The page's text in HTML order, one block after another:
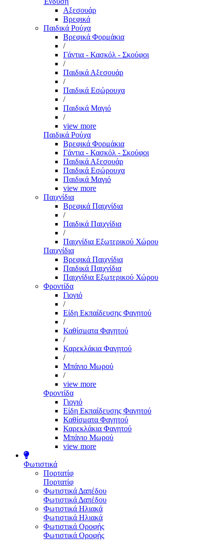
Αξεσουάρ
Βρεφικά
Παιδικά Ρούχα
Βρεφικά Φορμάκια
/
Γάντια - Κασκόλ - Σκούφοι
/
Παιδικά Αξεσουάρ
/
Παιδικά Εσώρουχα
/
Παιδικά Μαγιό
/
view more
Παιδικά Ρούχα
Βρεφικά Φορμάκια
Γάντια - Κασκόλ - Σκούφοι
Παιδικά Αξεσουάρ
Παιδικά Εσώρουχα
Παιδικά Μαγιό
view more
Παιχνίδια
Βρεφικά Παιχνίδια
/
Παιδικά Παιχνίδια
/
Παιχνίδια Εξωτερικού Χώρου
Παιχνίδια
Βρεφικά Παιχνίδια
Παιδικά Παιχνίδια
Παιχνίδια Εξωτερικού Χώρου
Φροντίδα
Γιογιό
/
Είδη Εκπαίδευσης Φαγητού
/
Καθίσματα Φαγητού
/
Καρεκλάκια Φαγητού
/
Μπάνιο Μωρού
/
view more
Φροντίδα
Γιογιό
Είδη Εκπαίδευσης Φαγητού
Καθίσματα Φαγητού
Καρεκλάκια Φαγητού
Μπάνιο Μωρού
view more
Φωτιστικά
Πορτατίφ
Πορτατίφ
Φωτιστικά Δαπέδου
Φωτιστικά Δαπέδου
Φωτιστικά Ηλιακά
Φωτιστικά Ηλιακά
Φωτιστικά Οροφής
Φωτιστικά Οροφής